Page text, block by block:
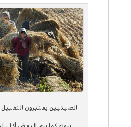
الصينيين يعتبرون التقبيل